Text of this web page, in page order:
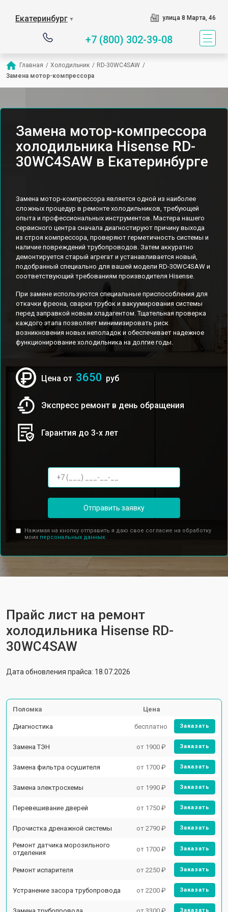
Екатеринбург ▼ улица 8 Марта, 46
+7 (800) 302-39-08
Главная / Холодильник / RD-30WC4SAW /
Замена мотор-компрессора
Замена мотор-компрессора
холодильника Hisense RD-
30WC4SAW в Екатеринбурге
Замена мотор-компрессора является одной из наиболее
сложных процедур в ремонте холодильников, требующей
опыта и профессиональных инструментов. Мастера нашего
сервисного центра сначала диагностируют причину выхода
из строя компрессора, проверяют герметичность системы и
наличие повреждений трубопроводов. Затем аккуратно
демонтируется старый агрегат и устанавливается новый,
подобранный специально для вашей модели RD-30WC4SAW и
соответствующий требованиям производителя Hisense.
При замене используются специальные приспособления для
откачки фреона, сварки трубок и вакуумирования системы
перед заправкой новым хладагентом. Тщательная проверка
каждого этапа позволяет минимизировать риск
возникновения новых неполадок и обеспечивает надежное
функционирование холодильника на долгие годы.
Цена от 3650 руб
Экспресс ремонт в день обращения
Гарантия до 3-х лет
Отправить заявку
Нажимая на кнопку отправить я даю свое согласие на обработку
моих персональных данных.
Прайс лист на ремонт
холодильника Hisense RD-
30WC4SAW
Дата обновления прайса: 18.07.2026
Поломка Цена
Диагностика бесплатно Заказать
Замена ТЭН от 1900 ₽ Заказать
Замена фильтра осушителя от 1700 ₽ Заказать
Замена электросхемы от 1990 ₽ Заказать
Перевешивание дверей от 1750 ₽ Заказать
Прочистка дренажной системы от 2790 ₽ Заказать
Ремонт датчика морозильного
отделения
от 1700 ₽ Заказать
Ремонт испарителя от 2250 ₽ Заказать
Устранение засора трубопровода от 2200 ₽ Заказать
Замена трубопровода от 3300 ₽ Заказать